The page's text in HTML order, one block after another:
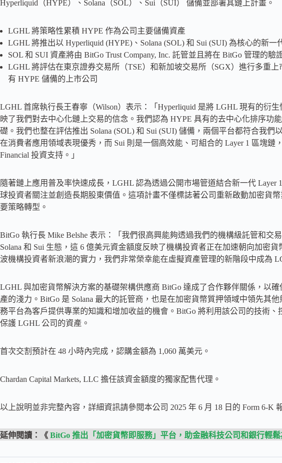
Hyperliquid（HYPE）、Solana（SOL）、Sui（SUI） 儲備並部署其鏈上計畫。
LGHL 將策略性累積 HYPE 作為公司主要儲備資產
LGHL 將推出以 Hyperliquid (HYPE)、Solana (SOL) 和 Sui (SUI) 為核心的新一
SOL 和 SUI 資產將由 BitGo Trust Company, Inc. 託管並且將在 BitGo 管理的驗
LGHL 將評估在東京證券交易所（TSE）和新加坡交易所（SGX）進行多重
有 HYPE 儲備的上市公司
LGHL 首席執行長王春寧（Wilson）表示：「Hyperliquid 是將 LGHL 現有的衍
映了我們對去中心化鏈上交易的信念。我們認為 HYPE 具有的去中心化排序功
礎。我們也整在評估推出 Solana (SOL) 和 Sui (SUI) 儲備，兩個平台都符合我們
在消費者應用領域表現優秀，而 Sui 則是一個高效能、可組合的 Layer 1 區塊鏈
Financial 投資支持。」
隨著鏈上應用普及率快速成長，LGHL 認為透過公開市場管道結合新一代 Layer
球投資者關注並創造長期股東價值。這項計畫不僅標誌著公司重新啟動加密貨
要策略轉型。
BitGo 執行長 Mike Belshe 表示：「我們很高興能夠透過我們的機構級託管和交
Solana 和 Sui 生態，這 6 億美元資金額度反映了機構投資者正在加速朝向加密
波機構投資者新浪潮的實力，我們非常榮幸能在虛擬資產管理的新階段中成為
LGHL 與加密貨幣解決方案的基礎架構供應商 BitGo 達成了合作夥伴關係，以
產的淺力。BitGo 是 Solana 最大的託管商，也是在加密貨幣質押領域中領先其
務平台為客戶提供專業的知識和增加收益的機會。BitGo 將利用該公司的技術
保護 LGHL 公司的資產。
首次交割預計在 48 小時內完成，認購金額為 1,060 萬美元。
Chardan Capital Markets, LLC 擔任該資金額度的獨家配售代理。
以上說明並非完整內容，詳細資訊請參閱本公司 2025 年 6 月 18 日的 Form 6-K
延伸閱讀：《 BitGo 推出「加密貨幣即服務」平台，助金融科技公司和銀行輕